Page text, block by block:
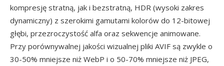
kompresję stratną, jak i bezstratną, HDR (wysoki zakres
dynamiczny) z szerokimi gamutami kolorów do 12-bitowej
głębi, przezroczystość alfa oraz sekwencje animowane.
Przy porównywalnej jakości wizualnej pliki AVIF są zwykle o
30-50% mniejsze niż WebP i o 50-70% mniejsze niż JPEG,